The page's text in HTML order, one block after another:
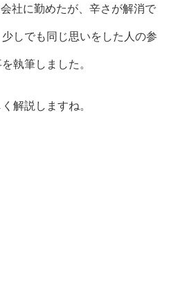
社に勤めたが、辛さが解消で
しでも同じ思いをした人の参
執筆しました。
解説しますね。